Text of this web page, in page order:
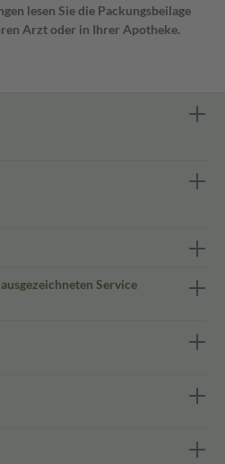
lesen Sie die Packungsbeilage
Arzt oder in Ihrer Apotheke.
Service